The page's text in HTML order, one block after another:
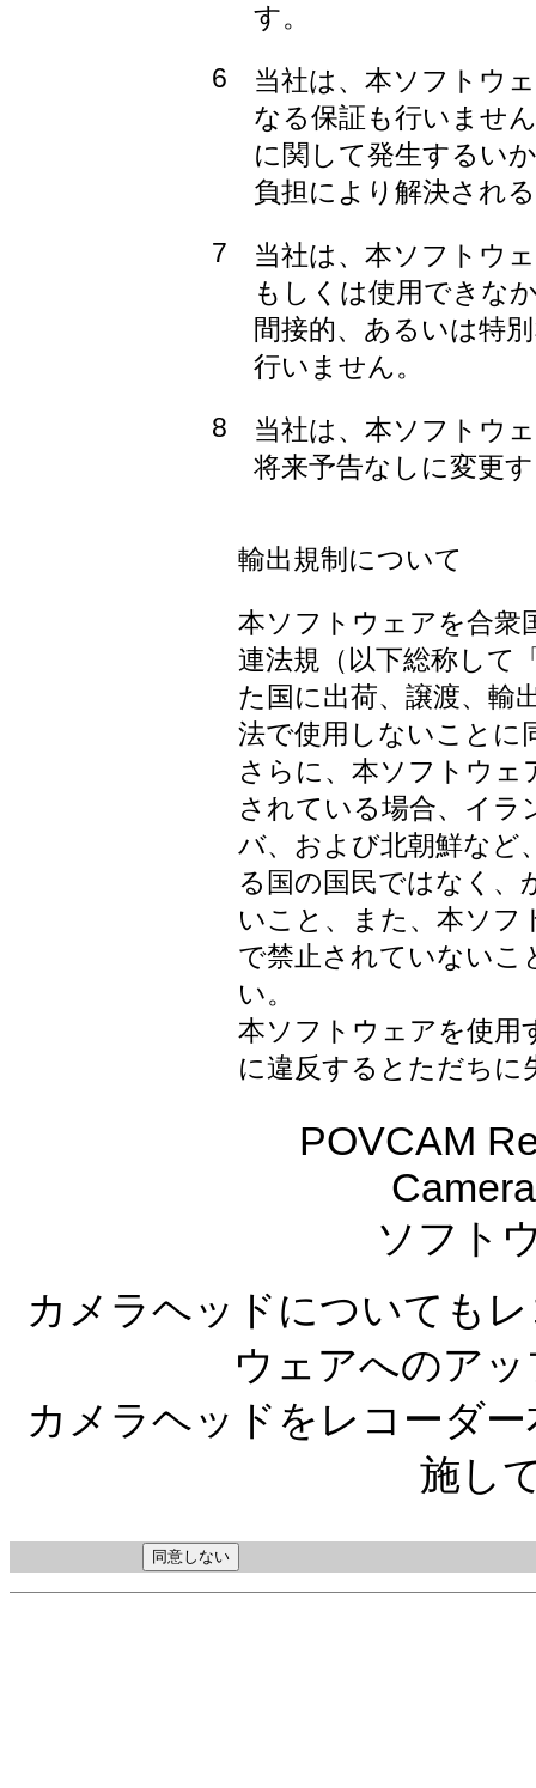
す。
6
当社は、本ソフトウ
なる保証も行いませ
に関して発生するい
負担により解決され
7
当社は、本ソフトウ
もしくは使用できな
間接的、あるいは特
行いません。
8
当社は、本ソフトウ
将来予告なしに変更
輸出規制について
本ソフトウェアを合衆
連法規（以下総称して
た国に出荷、譲渡、輸
法で使用しないことに
さらに、本ソフトウェ
されている場合、イラ
バ、および北朝鮮など
る国の国民ではなく、
いこと、また、本ソフ
で禁止されていないこ
い。
本ソフトウェアを使用
に違反するとただちに
POVCAM
Camera
ソフト
カメラヘッドについても
ウェアへのア
カメラヘッドをレコーダ
施し